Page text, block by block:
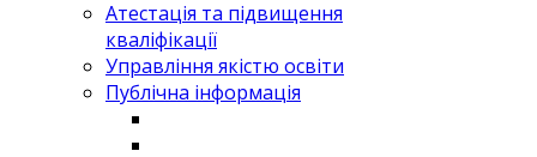
Атестація та підвищення
кваліфікації
Управління якістю освіти
Публічна інформація